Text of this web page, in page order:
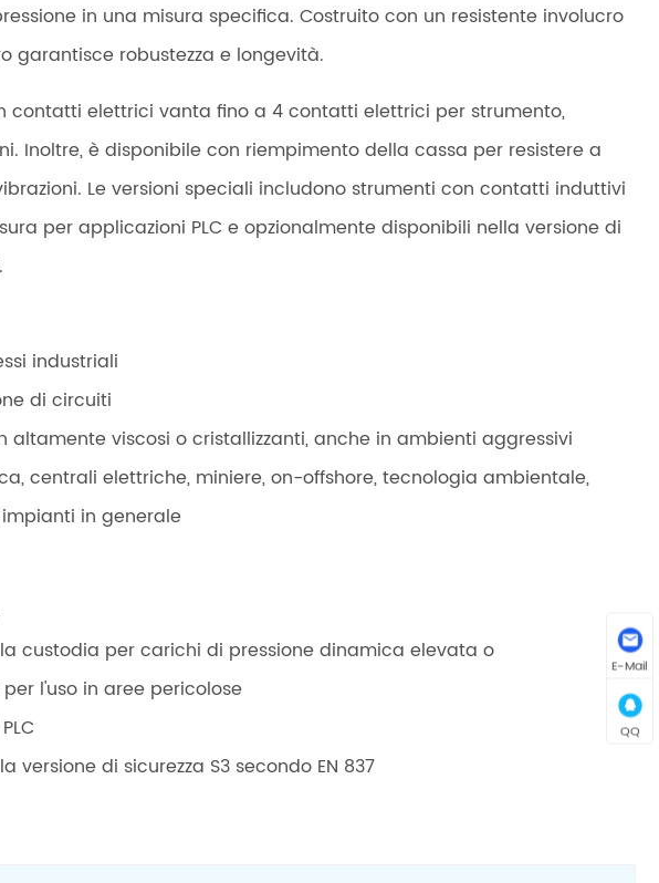
in una misura specifica. Costruito con un resistente involucro
garantisce robustezza e longevità.
contatti elettrici vanta fino a 4 contatti elettrici per strumento,
Inoltre, è disponibile con riempimento della cassa per resistere a
Le versioni speciali includono strumenti con contatti induttivi
per applicazioni PLC e opzionalmente disponibili nella versione di
industriali
di circuiti
altamente viscosi o cristallizzanti, anche in ambienti aggressivi
centrali elettriche, miniere, on-offshore, tecnologia ambientale,
in generale
custodia per carichi di pressione dinamica elevata o
l'uso in aree pericolose
di sicurezza S3 secondo EN 837
E-Mail
QQ